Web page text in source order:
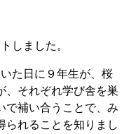
しました。
た日に９年生が、桜
、それぞれ学び舎を巣
で補い合うことで、み
られることを知りまし